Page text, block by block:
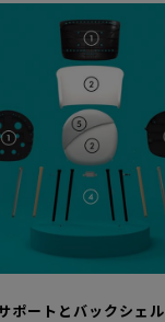
ポートとバックシェル